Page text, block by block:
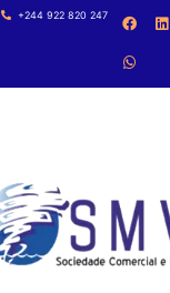
+244 922 820 247